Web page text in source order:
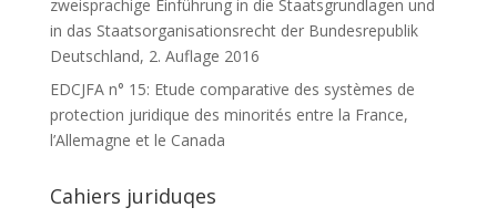
zweisprachige Einführung in die Staatsgrundlagen und
in das Staatsorganisationsrecht der Bundesrepublik
Deutschland, 2. Auflage 2016
EDCJFA n° 15: Etude comparative des systèmes de
protection juridique des minorités entre la France,
l’Allemagne et le Canada
Cahiers juriduqes